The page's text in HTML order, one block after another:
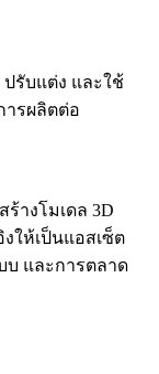
ปรับแต่ง และใช้
ารผลิตต่อ
ร้างโมเดล 3D
ให้เป็นแอสเซ็ต
บ และการตลาด